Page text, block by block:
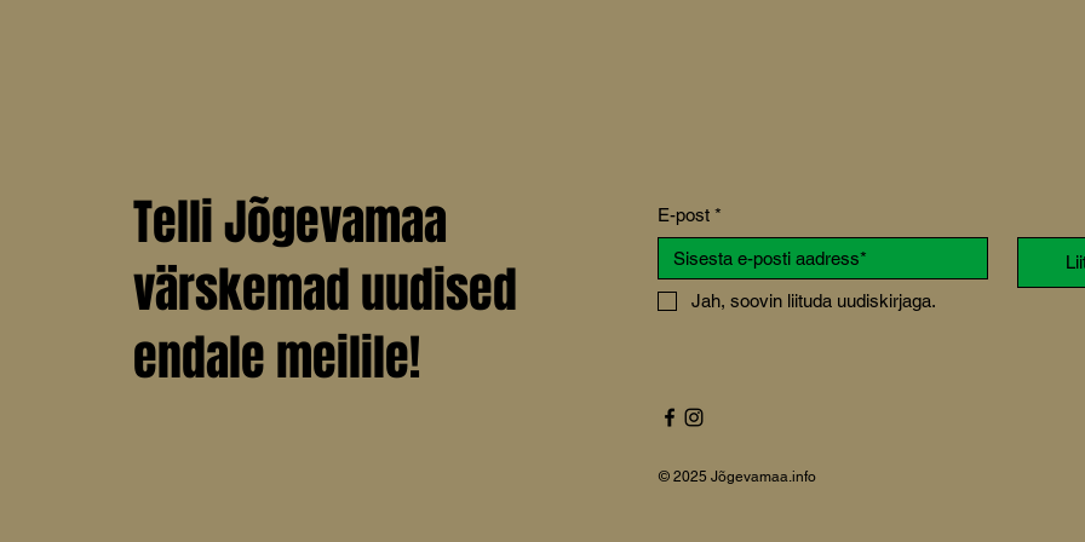
Telli Jõgevamaa
värskemad uudised
endale meilile!
E-post *
Jah, soovin liituda uudiskirjaga.
© 2025 Jõgevamaa.info